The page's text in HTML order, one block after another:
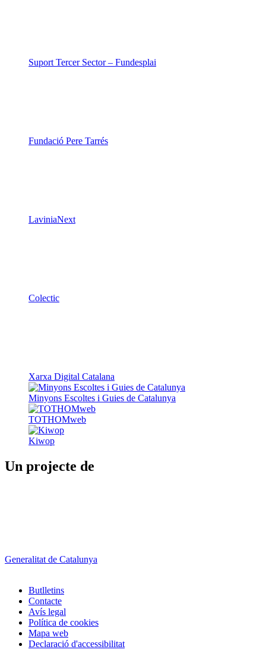
Suport Tercer Sector – Fundesplai
Fundació Pere Tarrés
LaviniaNext
Colectic
Xarxa Digital Catalana
Minyons Escoltes i Guies de Catalunya
TOTHOMweb
Kiwop
Un projecte de
Generalitat de Catalunya
Peu
Butlletins
Contacte
Avís legal
Política de cookies
Mapa web
Declaració d'accessibilitat